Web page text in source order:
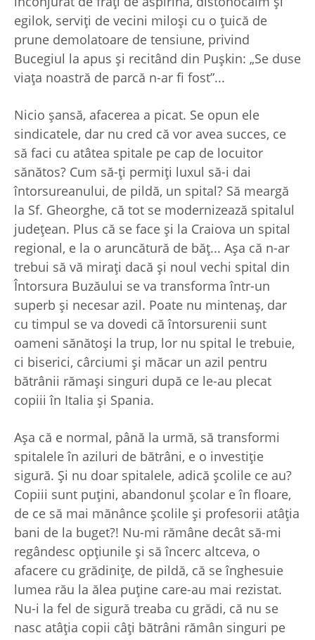
egilok, serviţi de vecini miloşi cu o ţuică de
prune demolatoare de tensiune, privind
Bucegiul la apus şi recitând din Puşkin: „Se duse
viaţa noastră de parcă n-ar fi fost”...
Nicio şansă, afacerea a picat. Se opun ele
sindicatele, dar nu cred că vor avea succes, ce
să faci cu atâtea spitale pe cap de locuitor
sănătos? Cum să-ţi permiţi luxul să-i dai
întorsureanului, de pildă, un spital? Să meargă
la Sf. Gheorghe, că tot se modernizează spitalul
judeţean. Plus că se face şi la Craiova un spital
regional, e la o aruncătură de băţ... Aşa că n-ar
trebui să vă miraţi dacă şi noul vechi spital din
Întorsura Buzăului se va transforma într-un
superb şi necesar azil. Poate nu mintenaş, dar
cu timpul se va dovedi că întorsurenii sunt
oameni sănătoşi la trup, lor nu spital le trebuie,
ci biserici, cârciumi şi măcar un azil pentru
bătrânii rămaşi singuri după ce le-au plecat
copiii în Italia şi Spania.
Aşa că e normal, până la urmă, să transformi
spitalele în aziluri de bătrâni, e o investiţie
sigură. Şi nu doar spitalele, adică şcolile ce au?
Copiii sunt puţini, abandonul şcolar e în floare,
de ce să mai mănânce şcolile şi profesorii atâţia
bani de la buget?! Nu-mi rămâne decât să-mi
regândesc opţiunile şi să încerc altceva, o
afacere cu grădiniţe, de pildă, că se înghesuie
lumea rău la ălea puţine care-au mai rezistat.
Nu-i la fel de sigură treaba cu grădi, că nu se
nasc atâţia copii câţi bătrâni rămân singuri pe